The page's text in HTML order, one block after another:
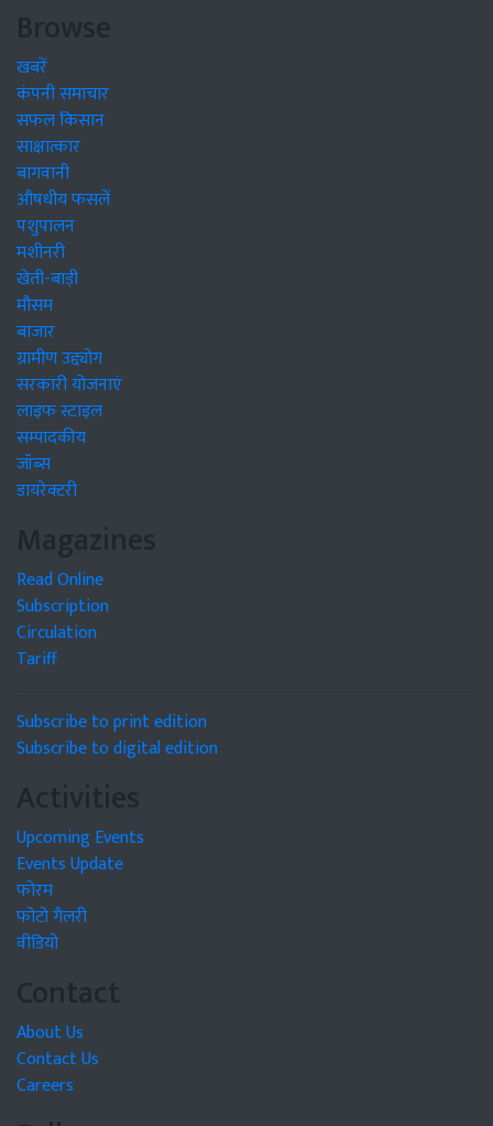
Browse
खबरें
कंपनी समाचार
सफल किसान
साक्षात्कार
बागवानी
औषधीय फसलें
पशुपालन
मशीनरी
खेती-बाड़ी
मौसम
बाजार
ग्रामीण उद्द्योग
सरकारी योजनाएं
लाइफ स्टाइल
सम्पादकीय
जॉब्स
डायरेक्टरी
Magazines
Read Online
Subscription
Circulation
Tariff
Subscribe to print edition
Subscribe to digital edition
Activities
Upcoming Events
Events Update
फोरम
फोटो गैलरी
वीडियो
Contact
About Us
Contact Us
Careers